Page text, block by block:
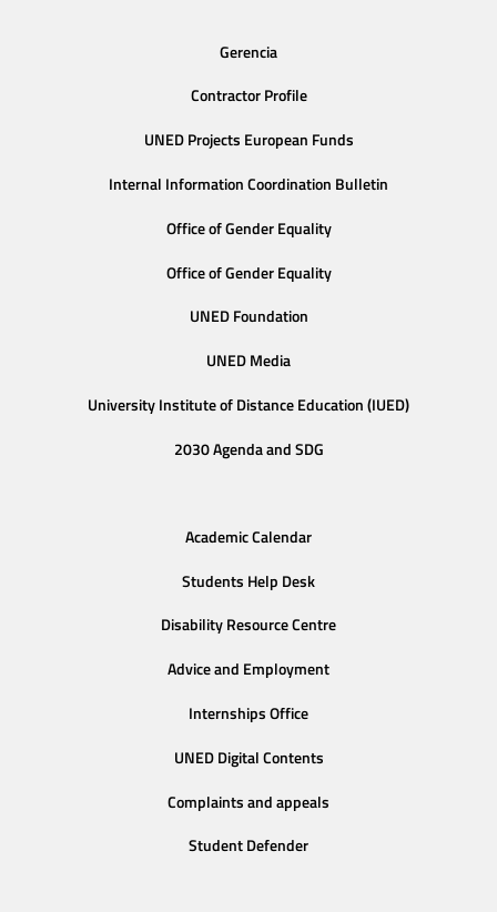
Gerencia
Contractor Profile
UNED Projects European Funds
Internal Information Coordination Bulletin
Office of Gender Equality
Office of Gender Equality
UNED Foundation
UNED Media
University Institute of Distance Education (IUED)
2030 Agenda and SDG
Academic Calendar
Students Help Desk
Disability Resource Centre
Advice and Employment
Internships Office
UNED Digital Contents
Complaints and appeals
Student Defender